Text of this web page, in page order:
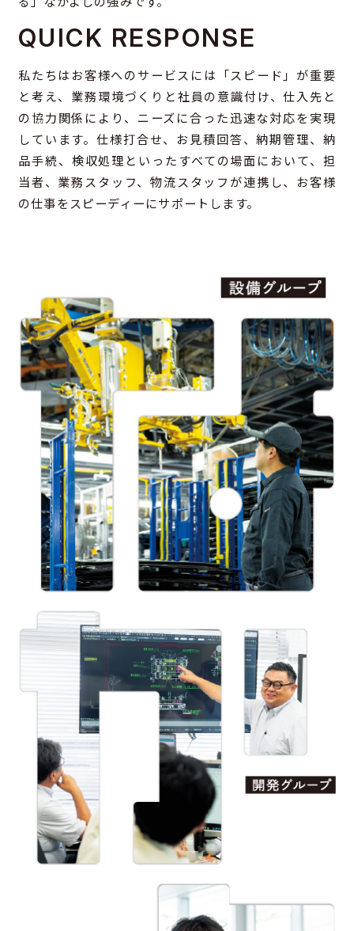
QUICK RESPONSE
私たちはお客様へのサービスには「スピード」が重要
と考え、業務環境づくりと社員の意識付け、仕入先と
の協力関係により、ニーズに合った迅速な対応を実現
しています。仕様打合せ、お見積回答、納期管理、納
品手続、検収処理といったすべての場面において、担
当者、業務スタッフ、物流スタッフが連携し、お客様
の仕事をスピーディーにサポートします。